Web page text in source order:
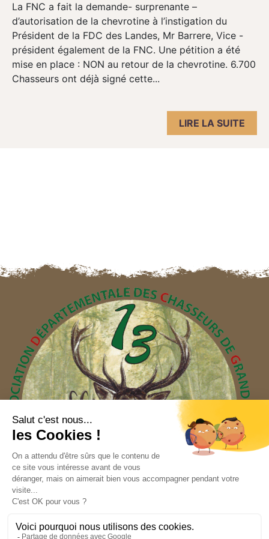
La FNC a fait la demande- surprenante –
d’autorisation de la chevrotine à l’instigation du
Président de la FDC des Landes, Mr Barrere, Vice -
président également de la FNC. Une pétition a été
mise en place : NON au retour de la chevrotine. 6.700
Chasseurs ont déjà signé cette...
LIRE LA SUITE